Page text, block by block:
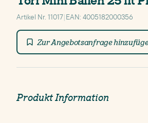
Artikel Nr. 11017|EAN: 4005182000356
Zur Angebotsanfrage
Produkt Information